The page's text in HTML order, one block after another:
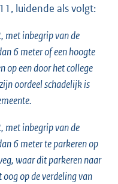
luidende als volgt:
met inbegrip van de
6 meter of een hoogte
op een door het college
oordeel schadelijk is
met inbegrip van de
6 meter te parkeren op
waar dit parkeren naar
op de verdeling van